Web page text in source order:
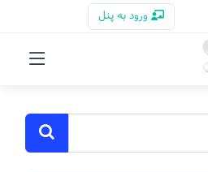
ورود به پنل